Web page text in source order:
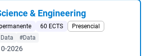
& Engineering
60 ECTS
Presencial
#Data
2026